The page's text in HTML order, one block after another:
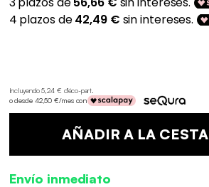
Incluyendo 5,24 € d'éco-part.
o desde 42,50 €/mes con
AÑADIR A LA CESTA
Envío inmediato